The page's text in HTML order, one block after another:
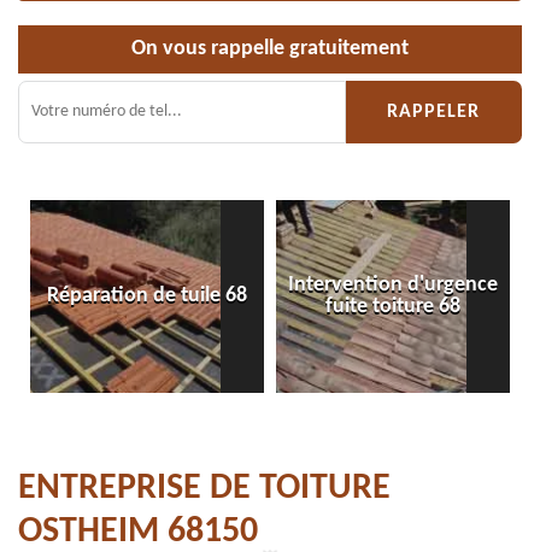
On vous rappelle gratuitement
Réparation de tuile 68
Intervention d'urgence
fuite toiture 68
ENTREPRISE DE TOITURE
OSTHEIM 68150